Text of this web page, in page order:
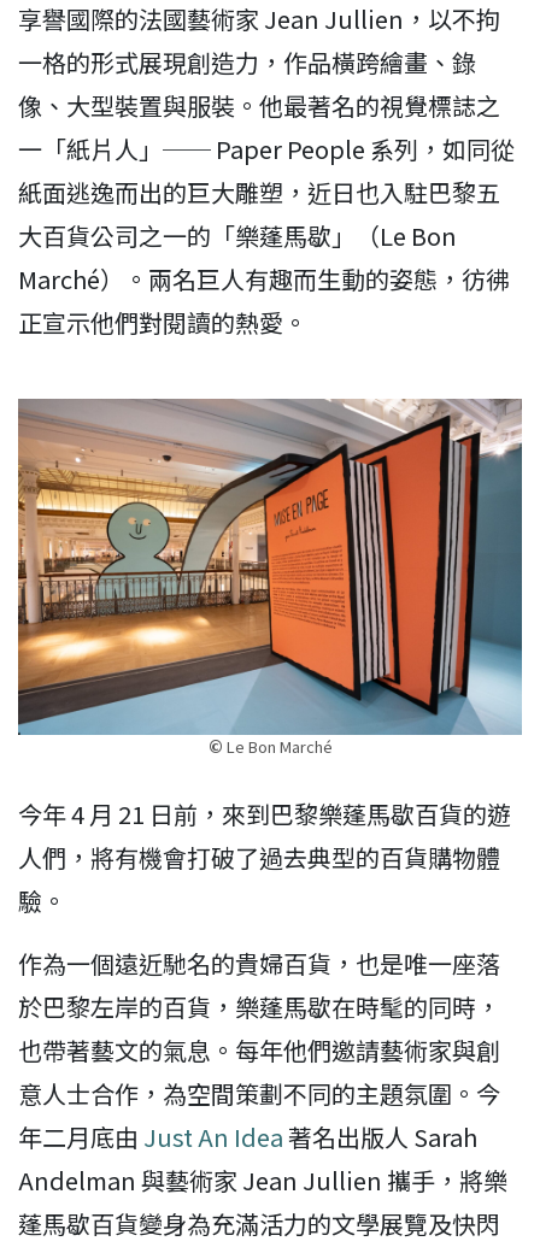
享譽國際的法國藝術家 Jean Jullien，以不拘
一格的形式展現創造力，作品橫跨繪畫、錄
像、大型裝置與服裝。他最著名的視覺標誌之
一「紙片人」── Paper People 系列，如同從
紙面逃逸而出的巨大雕塑，近日也入駐巴黎五
大百貨公司之一的「樂蓬馬歇」（Le Bon
Marché）。兩名巨人有趣而生動的姿態，彷彿
正宣示他們對閱讀的熱愛。
© Le Bon Marché
今年 4 月 21 日前，來到巴黎樂蓬馬歇百貨的遊
人們，將有機會打破了過去典型的百貨購物體
驗。
作為一個遠近馳名的貴婦百貨，也是唯一座落
於巴黎左岸的百貨，樂蓬馬歇在時髦的同時，
也帶著藝文的氣息。每年他們邀請藝術家與創
意人士合作，為空間策劃不同的主題氛圍。今
年二月底由 Just An Idea 著名出版人 Sarah
Andelman 與藝術家 Jean Jullien 攜手，將樂
蓬馬歇百貨變身為充滿活力的文學展覽及快閃